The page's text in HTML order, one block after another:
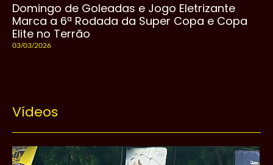
Domingo de Goleadas e Jogo Eletrizante
Marca a 6ª Rodada da Super Copa e Copa
Elite no Terrão
03/03/2026
Vídeos